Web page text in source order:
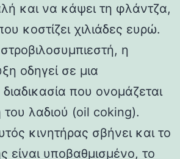
και να κάψει τη φλάντζα,
κοστίζει χιλιάδες ευρώ.
η
οδηγεί σε μια
που ονομάζεται
λαδιού (oil coking).
κινητήρας σβήνει και το
είναι υποβαθμισμένο, το